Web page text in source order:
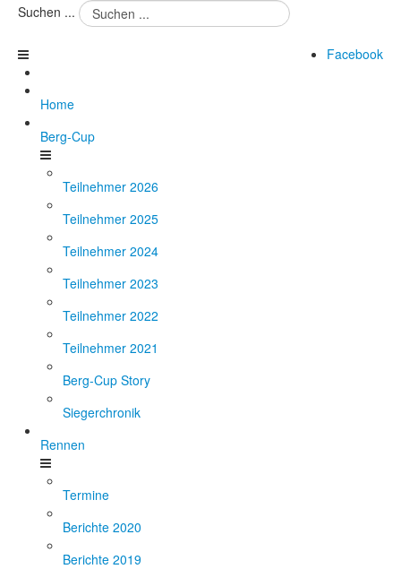
Suchen ...
Facebook
Home
Berg-Cup
Teilnehmer 2026
Teilnehmer 2025
Teilnehmer 2024
Teilnehmer 2023
Teilnehmer 2022
Teilnehmer 2021
Berg-Cup Story
Siegerchronik
Rennen
Termine
Berichte 2020
Berichte 2019